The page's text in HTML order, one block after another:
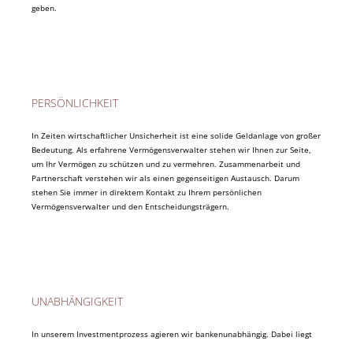
geben.
PERSÖNLICHKEIT
In Zeiten wirtschaftlicher Unsicherheit ist eine solide Geldanlage von großer
Bedeutung. Als erfahrene Vermögensverwalter stehen wir Ihnen zur Seite,
um Ihr Vermögen zu schützen und zu vermehren. Zusammenarbeit und
Partnerschaft verstehen wir als einen gegenseitigen Austausch. Darum
stehen Sie immer in direktem Kontakt zu Ihrem persönlichen
Vermögensverwalter und den Entscheidungsträgern.
UNABHÄNGIGKEIT
In unserem Investmentprozess agieren wir bankenunabhängig. Dabei liegt